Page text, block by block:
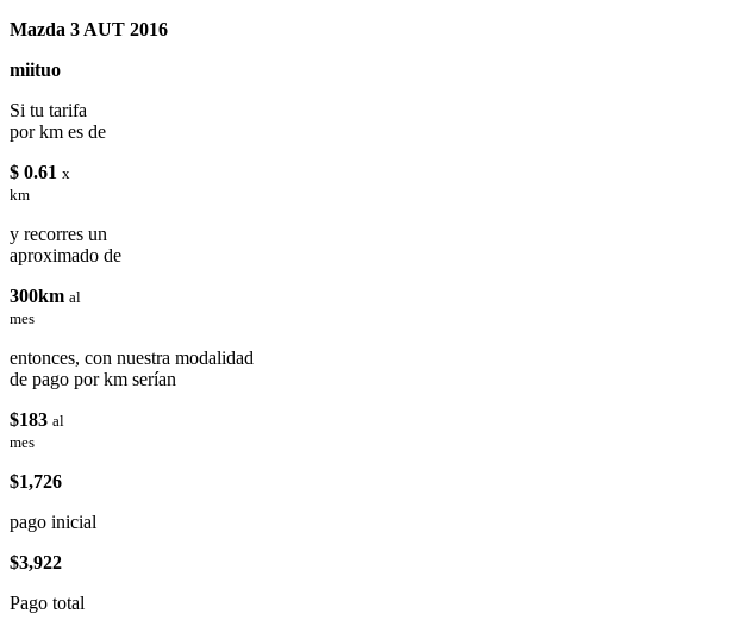
Mazda 3 AUT 2016
miituo
Si tu tarifa
por km es de
$ 0.61 x
km
y recorres un
aproximado de
300km al
mes
entonces, con nuestra modalidad
de pago por km serían
$183 al
mes
$1,726
pago inicial
$3,922
Pago total